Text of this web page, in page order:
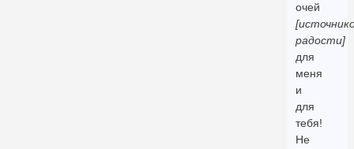
очей
радости]
для
меня
и
для
тебя!
Не